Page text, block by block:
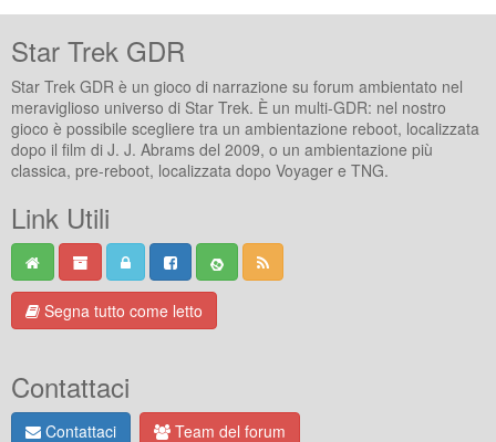
Star Trek GDR
Star Trek GDR è un gioco di narrazione su forum ambientato nel
meraviglioso universo di Star Trek. È un multi-GDR: nel nostro
gioco è possibile scegliere tra un ambientazione reboot, localizzata
dopo il film di J. J. Abrams del 2009, o un ambientazione più
classica, pre-reboot, localizzata dopo Voyager e TNG.
Link Utili
Segna tutto come letto
Contattaci
Contattaci Team del forum